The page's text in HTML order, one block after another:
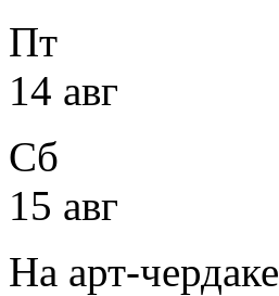
Пт
14 авг
Сб
15 авг
На арт-чердаке